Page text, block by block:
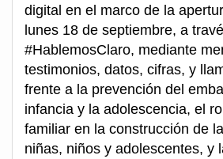
digital en el marco de la
lunes 18 de septiembre, a
#HablemosClaro, mediante
testimonios, datos, cifras, y
frente a la prevención del
infancia y la adolescencia, el
familiar en la construcción de
niñas, niños y adolescentes, y